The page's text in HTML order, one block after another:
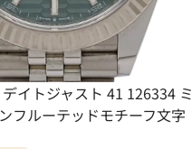
イトジャスト 41 126334 ミ
フルーテッドモチーフ文字